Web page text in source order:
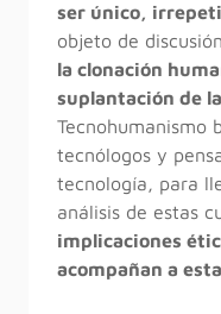
ser único,
objeto de
la clonación
suplantación de
Tecnohumanismo
tecnólogos y
tecnología, para
análisis de estas
implicaciones
acompañan a